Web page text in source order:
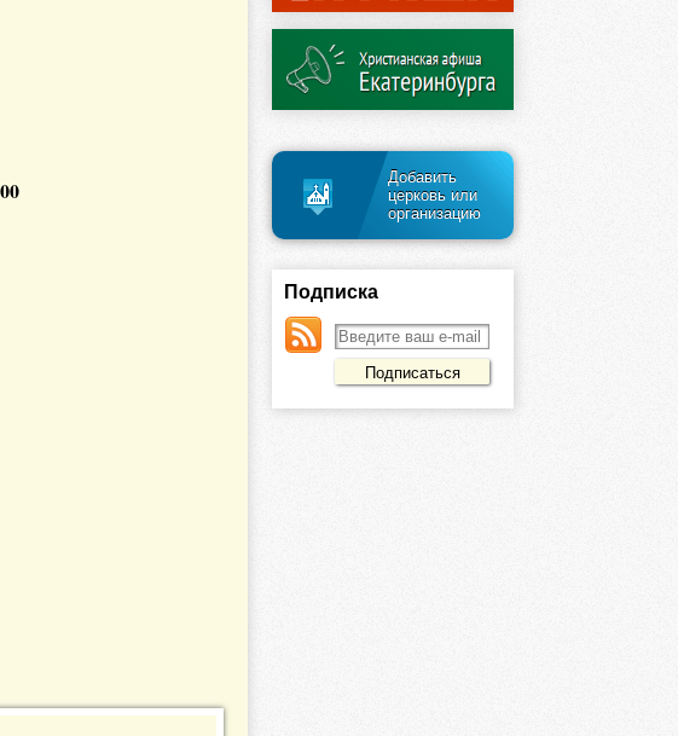
Добавить
церковь или
организацию
Подписка